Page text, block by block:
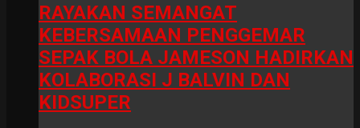
RAYAKAN SEMANGAT
KEBERSAMAAN PENGGEMAR
SEPAK BOLA JAMESON HADIRKAN
KOLABORASI J BALVIN DAN
KIDSUPER